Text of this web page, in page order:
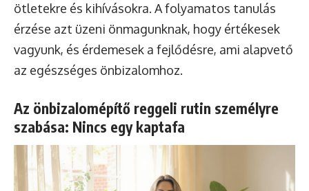
ötletekre és kihívásokra. A folyamatos tanulás
érzése azt üzeni önmagunknak, hogy értékesek
vagyunk, és érdemesek a fejlődésre, ami alapvető
az egészséges önbizalomhoz.
Az önbizalomépítő reggeli rutin személyre
szabása: Nincs egy kaptafa